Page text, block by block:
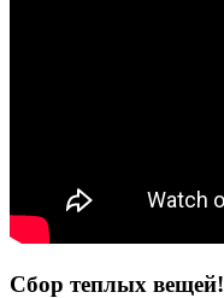
Сбор теплых вещей!